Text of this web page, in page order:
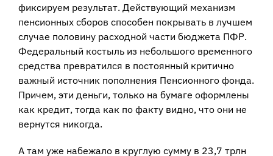
фиксируем результат. Действующий механизм
пенсионных сборов способен покрывать в лучшем
случае половину расходной части бюджета ПФР.
Федеральный костыль из небольшого временного
средства превратился в постоянный критично
важный источник пополнения Пенсионного фонда.
Причем, эти деньги, только на бумаге оформлены
как кредит, тогда как по факту видно, что они не
вернутся никогда.
А там уже набежало в круглую сумму в 23,7 трлн